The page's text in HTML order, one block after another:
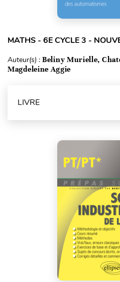
MATHS - 6E CYCLE 3 -
Auteur(s) : Beliny Murielle,
Magdeleine Aggie
LIVRE